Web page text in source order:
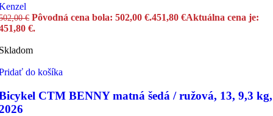
€ Pôvodná cena bola: 502,00 €.451,80 €Aktuálna cena je:
€.
do košíka
CTM BENNY matná šedá / ružová, 13, 9,3 kg,